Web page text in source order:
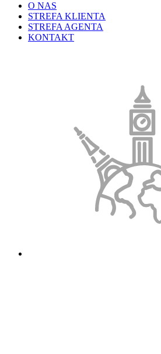
O NAS
STREFA KLIENTA
STREFA AGENTA
KONTAKT